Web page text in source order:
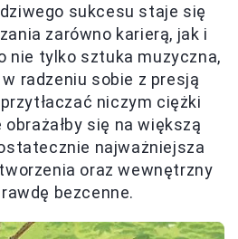
sukcesu staje się
zarówno karierą, jak i
nie tylko sztuka muzyczna,
radzeniu sobie z presją
niczym ciężki
się na większą
najważniejsza
oraz wewnętrzny
bezcenne.